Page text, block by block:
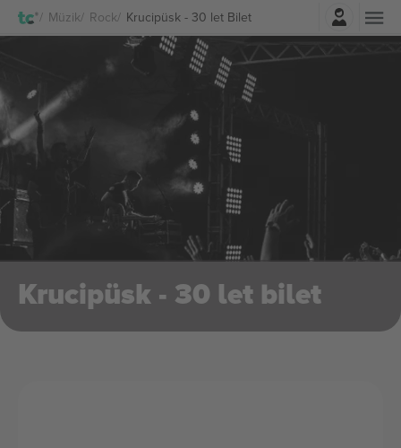
Müzik Rock Krucipüsk - 30 let Bilet
Giriş Yap
Krucipüsk - 30 let bilet